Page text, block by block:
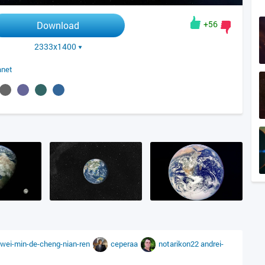
Download
2333x1400
+56
min-de-cheng-nian-ren ceperaa notarikon22andrei-